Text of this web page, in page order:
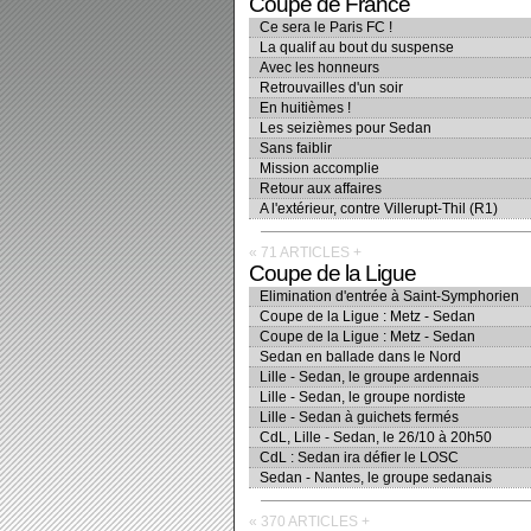
Ce sera le Paris FC !
La qualif au bout du suspense
Avec les honneurs
Retrouvailles d'un soir
En huitièmes !
Les seizièmes pour Sedan
Sans faiblir
Mission accomplie
Retour aux affaires
A l'extérieur, contre Villerupt-Thil (R1)
« 71 ARTICLES +
Coupe de la Ligue
Elimination d'entrée à Saint-Symphorien
Coupe de la Ligue : Metz - Sedan
Coupe de la Ligue : Metz - Sedan
Sedan en ballade dans le Nord
Lille - Sedan, le groupe ardennais
Lille - Sedan, le groupe nordiste
Lille - Sedan à guichets fermés
CdL, Lille - Sedan, le 26/10 à 20h50
CdL : Sedan ira défier le LOSC
Sedan - Nantes, le groupe sedanais
« 370 ARTICLES +